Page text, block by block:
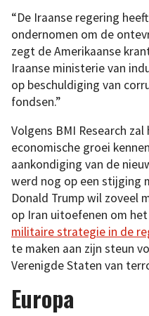
“De Iraanse regering
ondernomen om de
zegt de Amerikaanse
Iraanse ministerie van
op beschuldiging van
fondsen.”
Volgens BMI Research
economische groei
aankondiging van de
werd nog op een stijging
Donald Trump wil zoveel
op Iran uitoefenen om
militaire strategie in de
te maken aan zijn steun
Verenigde Staten van
Europa